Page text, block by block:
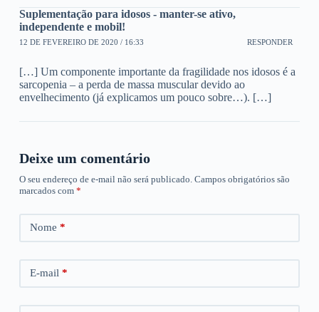
Suplementação para idosos - manter-se ativo,
independente e mobil!
12 DE FEVEREIRO DE 2020 / 16:33 RESPONDER
[…] Um componente importante da fragilidade nos idosos é a
sarcopenia – a perda de massa muscular devido ao
envelhecimento (já explicamos um pouco sobre…). […]
Deixe um comentário
O seu endereço de e-mail não será publicado. Campos obrigatórios são
marcados com *
Nome *
E-mail*